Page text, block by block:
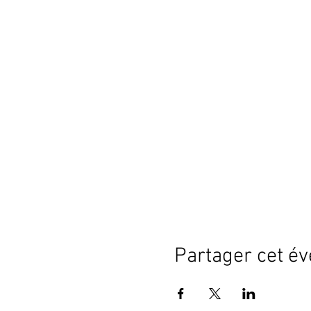
Partager cet